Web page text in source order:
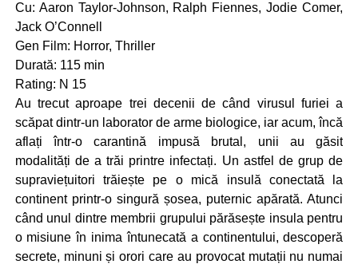
Cu: Aaron Taylor-Johnson, Ralph Fiennes, Jodie Comer,
Jack O’Connell
Gen Film: Horror, Thriller
Durată: 115 min
Rating: N 15
Au trecut aproape trei decenii de când virusul furiei a
scăpat dintr-un laborator de arme biologice, iar acum, încă
aflați într-o carantină impusă brutal, unii au găsit
modalități de a trăi printre infectați. Un astfel de grup de
supraviețuitori trăiește pe o mică insulă conectată la
continent printr-o singură șosea, puternic apărată. Atunci
când unul dintre membrii grupului părăsește insula pentru
o misiune în inima întunecată a continentului, descoperă
secrete, minuni și orori care au provocat mutații nu numai